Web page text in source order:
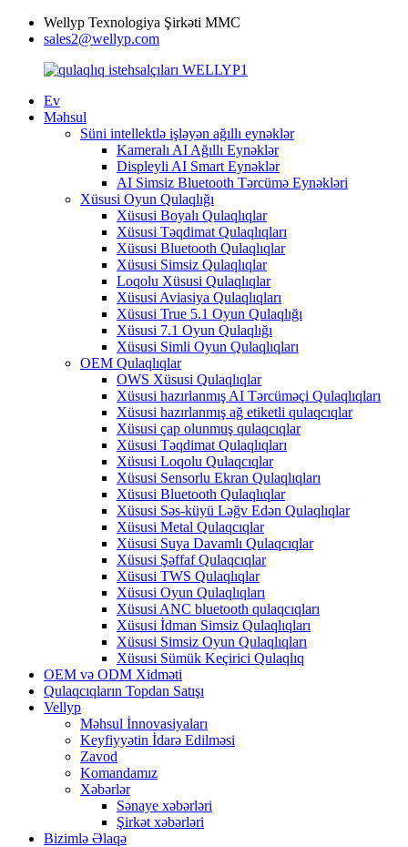
Wellyp Texnologiya Şirkəti MMC
sales2@wellyp.com
Ev
Məhsul
Süni intellektlə işləyən ağıllı eynəklər
Kameralı AI Ağıllı Eynəklər
Displeyli AI Smart Eynəklər
AI Simsiz Bluetooth Tərcümə Eynəkləri
Xüsusi Oyun Qulaqlığı
Xüsusi Boyalı Qulaqlıqlar
Xüsusi Təqdimat Qulaqlıqları
Xüsusi Bluetooth Qulaqlıqlar
Xüsusi Simsiz Qulaqlıqlar
Loqolu Xüsusi Qulaqlıqlar
Xüsusi Aviasiya Qulaqlıqları
Xüsusi True 5.1 Oyun Qulaqlığı
Xüsusi 7.1 Oyun Qulaqlığı
Xüsusi Simli Oyun Qulaqlıqları
OEM Qulaqlıqlar
OWS Xüsusi Qulaqlıqlar
Xüsusi hazırlanmış AI Tərcüməçi Qulaqlıqları
Xüsusi hazırlanmış ağ etiketli qulaqcıqlar
Xüsusi çap olunmuş qulaqcıqlar
Xüsusi Təqdimat Qulaqlıqları
Xüsusi Loqolu Qulaqcıqlar
Xüsusi Sensorlu Ekran Qulaqlıqları
Xüsusi Bluetooth Qulaqlıqlar
Xüsusi Səs-küyü Ləğv Edən Qulaqlıqlar
Xüsusi Metal Qulaqcıqlar
Xüsusi Suya Davamlı Qulaqcıqlar
Xüsusi Şəffaf Qulaqcıqlar
Xüsusi TWS Qulaqlıqlar
Xüsusi Oyun Qulaqlıqları
Xüsusi ANC bluetooth qulaqcıqları
Xüsusi İdman Simsiz Qulaqlıqları
Xüsusi Simsiz Oyun Qulaqlıqları
Xüsusi Sümük Keçirici Qulaqlıq
OEM və ODM Xidməti
Qulaqcıqların Topdan Satışı
Vellyp
Məhsul İnnovasiyaları
Keyfiyyətin İdarə Edilməsi
Zavod
Komandamız
Xəbərlər
Sənaye xəbərləri
Şirkət xəbərləri
Bizimlə Əlaqə